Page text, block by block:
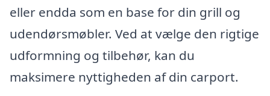
eller endda som en base for din grill og
udendørsmøbler. Ved at vælge den rigtige
udformning og tilbehør, kan du
maksimere nyttigheden af din carport.